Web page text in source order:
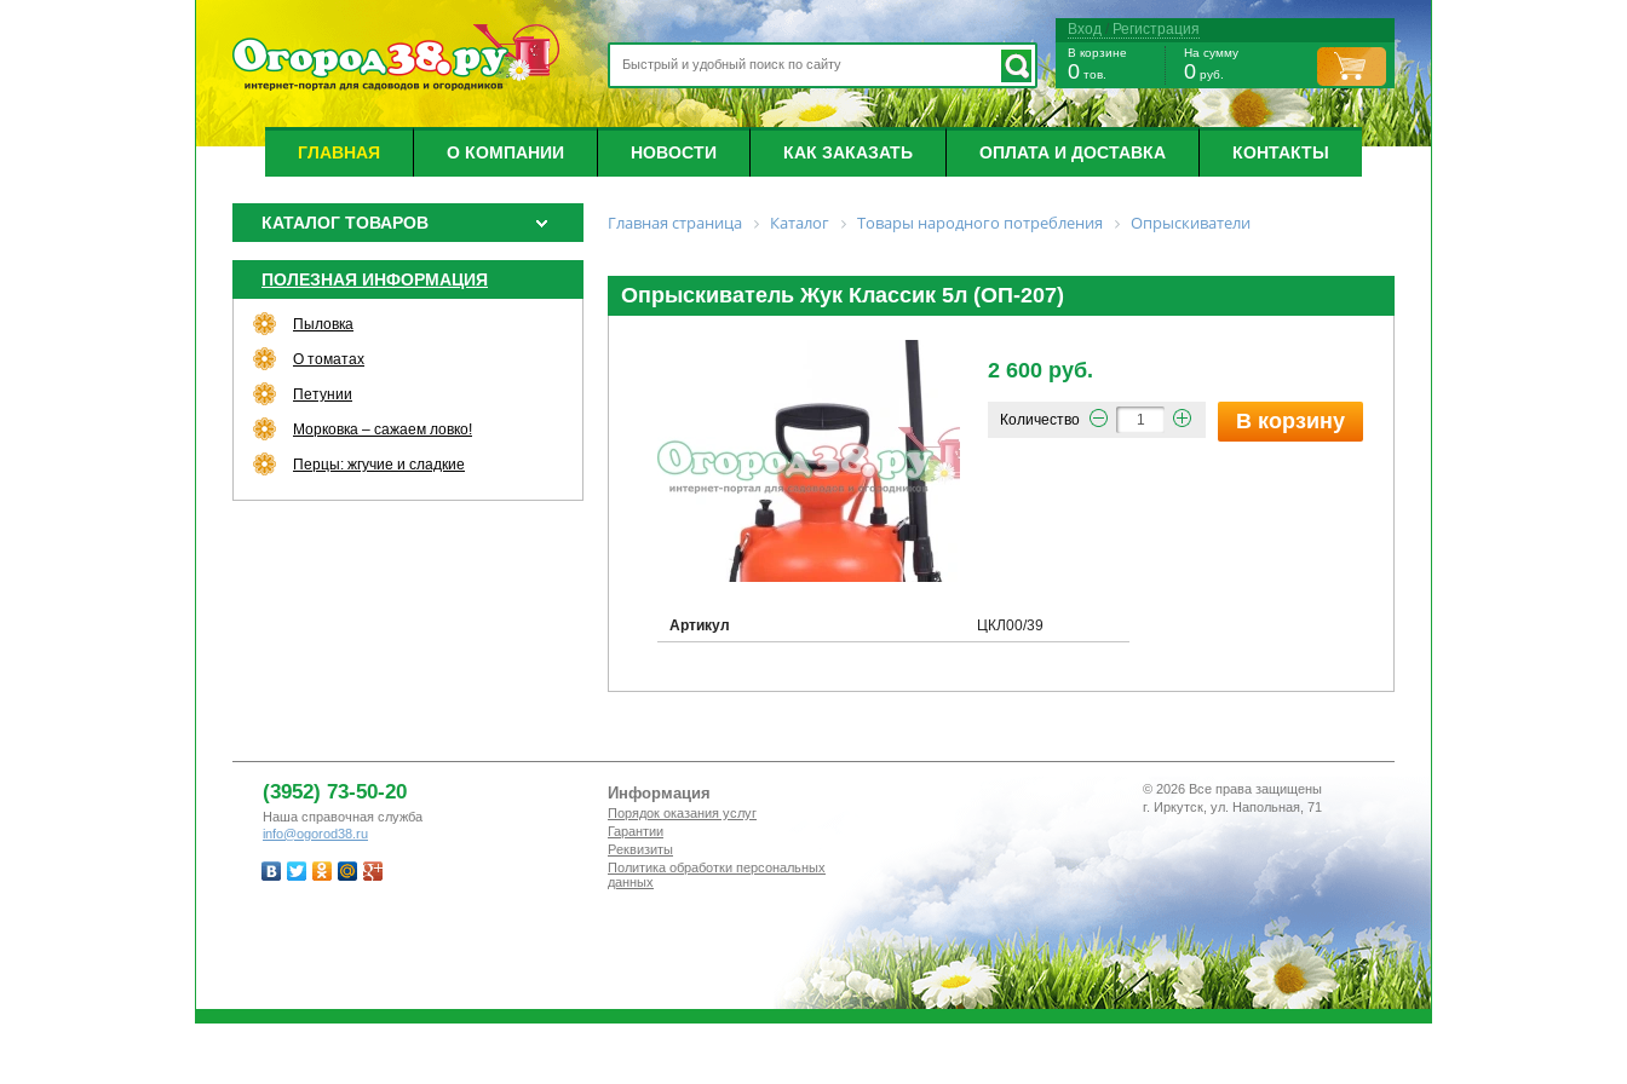
Вход / Регистрация
В корзине
0 тов.
На сумму
0 руб.
ГЛАВНАЯ О КОМПАНИИ НОВОСТИ КАК ЗАКАЗАТЬ ОПЛАТА И ДОСТАВКА КОНТАКТЫ
КАТАЛОГ ТОВАРОВ
ПОЛЕЗНАЯ ИНФОРМАЦИЯ
Пыловка
О томатах
Петунии
Морковка – сажаем ловко!
Перцы: жгучие и сладкие
Главная страница Каталог Товары народного потребления Опрыскиватели
Опрыскиватель Жук Классик 5л (ОП-207)
2 600 руб.
Количество В корзину
Артикул ЦКЛ00/39
(3952) 73-50-20
Наша справочная служба
info@ogorod38.ru
Информация
Порядок оказания услуг
Гарантии
Реквизиты
Политика обработки персональных
данных
© 2026 Все права защищены
г. Иркутск, ул. Напольная, 71